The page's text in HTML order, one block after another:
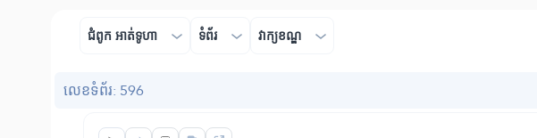
ជំពូក​ អាត់ទូហា ទំព័រ វាក្យខណ្ឌ
លេខ​ទំព័រ: 596